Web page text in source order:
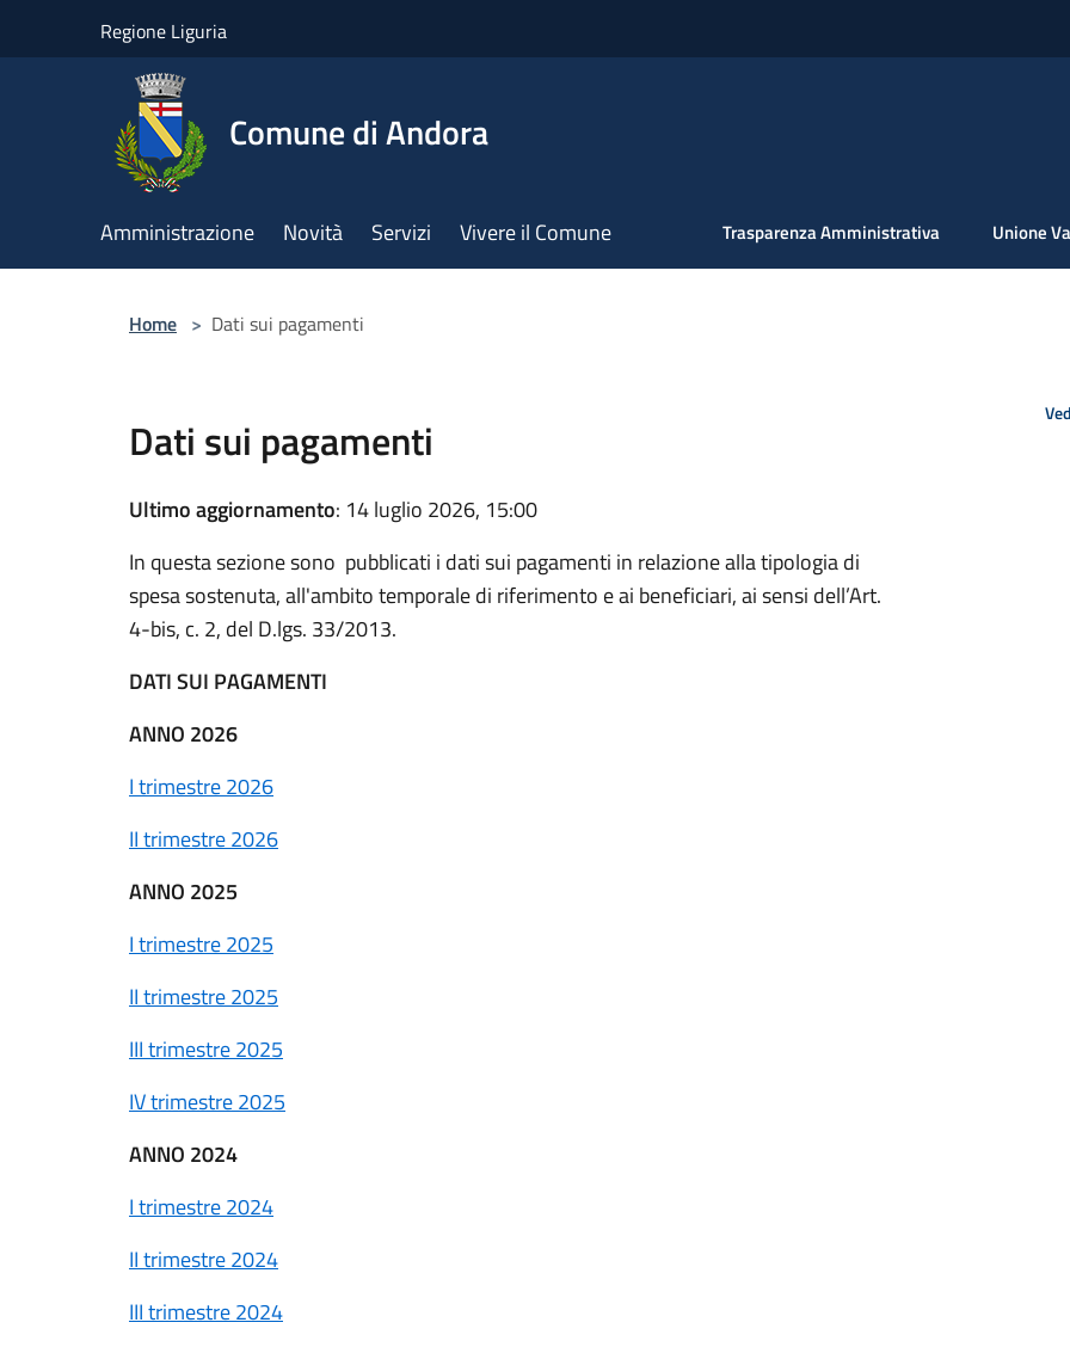
Regione Liguria
Comune di Andora
Amministrazione Novità Servizi Vivere il Comune Trasparenza Amministrativa Unione
Home > Dati sui pagamenti
Dati sui pagamenti
Ultimo aggiornamento: 14 luglio 2026, 15:00
In questa sezione sono pubblicati i dati sui pagamenti in relazione alla tipologia di
spesa sostenuta, all'ambito temporale di riferimento e ai beneficiari, ai sensi dell’Art.
4-bis, c. 2, del D.lgs. 33/2013.
DATI SUI PAGAMENTI
ANNO 2026
I trimestre 2026
II trimestre 2026
ANNO 2025
I trimestre 2025
II trimestre 2025
III trimestre 2025
IV trimestre 2025
ANNO 2024
I trimestre 2024
II trimestre 2024
III trimestre 2024